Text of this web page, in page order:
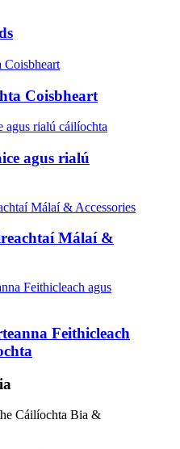
Coisbheart
agus rialú
Málaí &
Feithicleach